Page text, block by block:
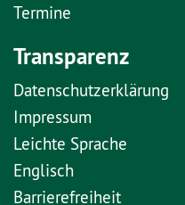
Termine
Transparenz
Datenschutzerklärung
Impressum
Leichte Sprache
Englisch
Barrierefreiheit